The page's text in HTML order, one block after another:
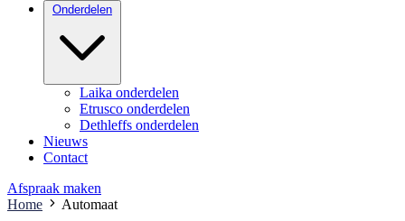
Onderdelen
Laika onderdelen
Etrusco onderdelen
Dethleffs onderdelen
Nieuws
Contact
Afspraak maken
Home
Automaat